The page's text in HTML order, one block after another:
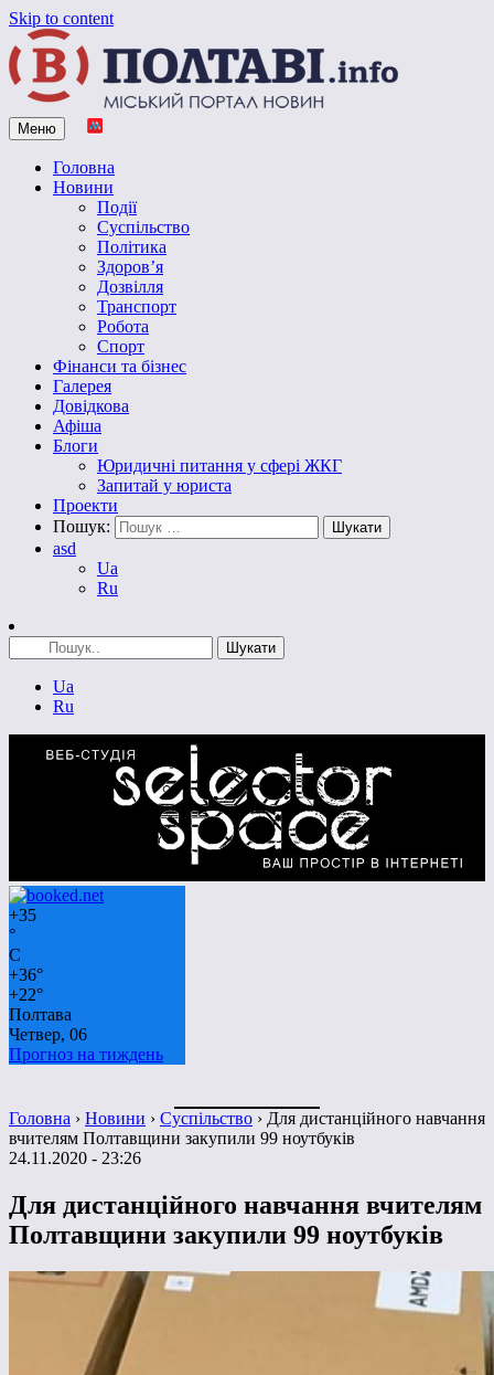
Skip to content
Vpoltave.info
Полтавський портал новин
Меню
Головна
Новини
Події
Суспільство
Політика
Здоров’я
Дозвілля
Транспорт
Робота
Спорт
Фінанси та бізнес
Галерея
Довідкова
Афіша
Блоги
Юридичні питання у сфері ЖКГ
Запитай у юриста
Проекти
Пошук:
asd
Ua
Ru
Ua
Ru
+35
°
C
+36°
+22°
Полтава
Четвер, 06
Прогноз на тиждень
Головна › Новини › Суспільство › Для дистанційного навчання
вчителям Полтавщини закупили 99 ноутбуків
24.11.2020 - 23:26
Для дистанційного навчання вчителям
Полтавщини закупили 99 ноутбуків